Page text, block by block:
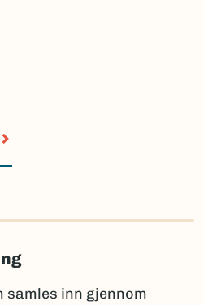
samles inn gjennom